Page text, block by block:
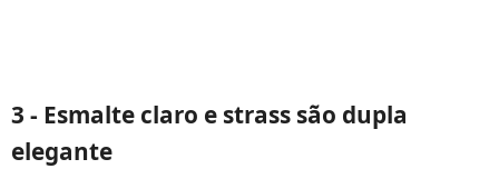
3 - Esmalte claro e strass são dupla
elegante